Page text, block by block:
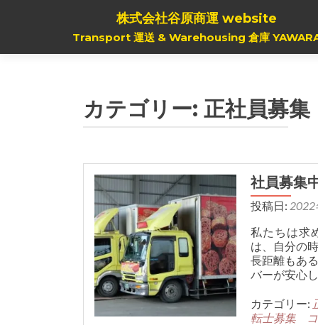
株式会社谷原商運 website
Transport 運送 & Warehousing 倉庫
カテゴリー: 正社員募集
社員募集
投稿日:
私たちは求
は、自分の
長距離もあ
バーが安心し
カテゴリー:
転士募集